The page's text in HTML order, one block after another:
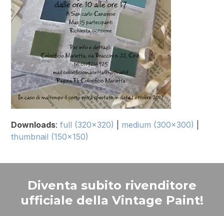
Downloads:full (320x320) medium (300x300)
thumbnail (150x150)
Diventa subito rivenditore
ufficiale della Vintage Paint!